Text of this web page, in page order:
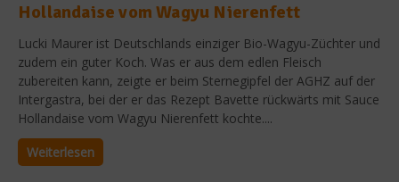
Hollandaise vom Wagyu Nierenfett
Lucki Maurer ist Deutschlands einziger Bio-Wagyu-Züchter und
zudem ein guter Koch. Was er aus dem edlen Fleisch
zubereiten kann, zeigte er beim Sternegipfel der AGHZ auf der
Intergastra, bei der er das Rezept Bavette rückwärts mit Sauce
Hollandaise vom Wagyu Nierenfett kochte....
Weiterlesen